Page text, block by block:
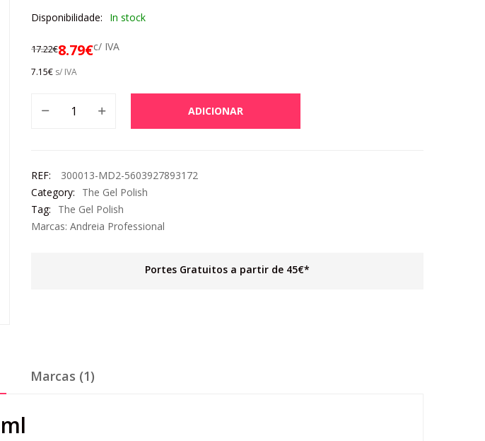
Disponibilidade: In stock
17.22€8.79€c/ IVA
7.15€ s/ IVA
ADICIONAR
REF:
300013-MD2-5603927893172
Category:
The Gel Polish
Tag:
The Gel Polish
Marcas: Andreia Professional
Portes Gratuitos a partir de 45€*
Marcas (1)